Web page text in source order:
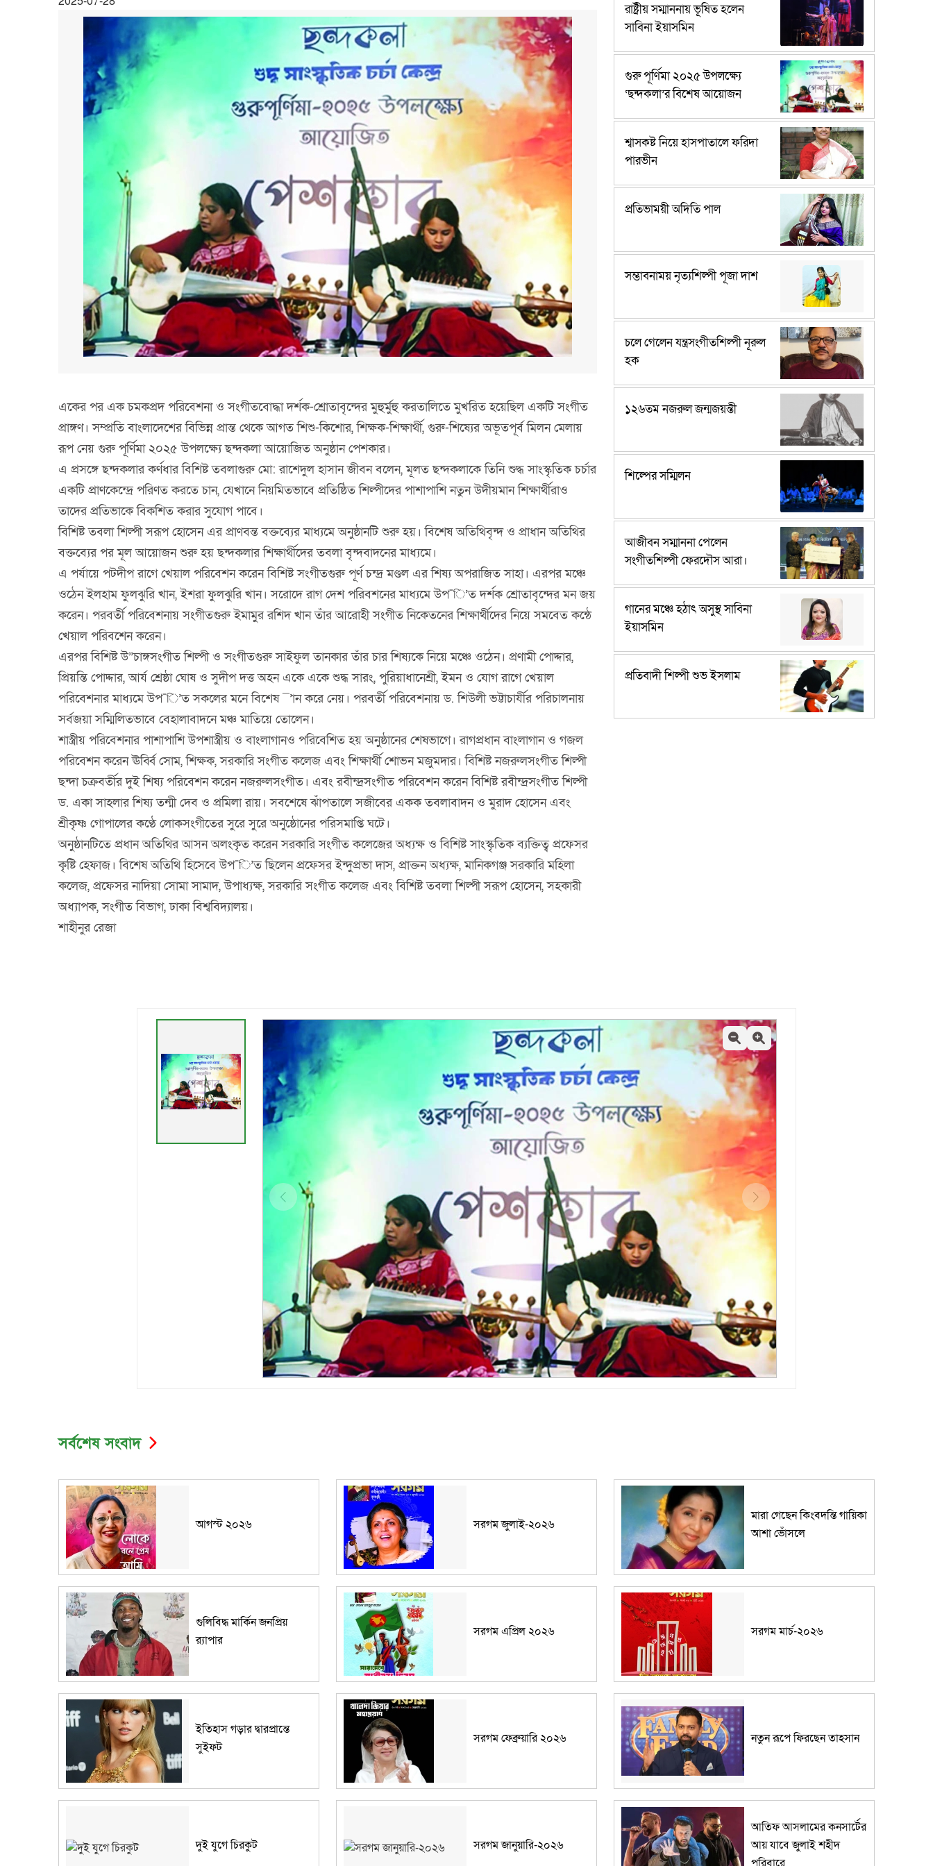
একের পর এক চমকপ্রদ পরিবেশনা ও সংগীতবোদ্ধা দর্শক-শ্রোতাবৃন্দের মুহুর্মুহু করতালিতে মুখরিত হয়েছিল একটি সংগীত
প্রাঙ্গণ। সম্প্রতি বাংলাদেশের বিভিন্ন প্রান্ত থেকে আগত শিশু-কিশোর, শিক্ষক-শিক্ষার্থী, গুরু-শিষ্যের অভূতপূর্ব মিলন মেলায়
রূপ নেয় গুরু পূর্ণিমা ২০২৫ উপলক্ষ্যে ছন্দকলা আয়োজিত অনুষ্ঠান পেশকার।
এ প্রসঙ্গে ছন্দকলার কর্ণধার বিশিষ্ট তবলাগুরু মো: রাশেদুল হাসান জীবন বলেন, মূলত ছন্দকলাকে তিনি শুদ্ধ সাংস্কৃতিক চর্চার
একটি প্রাণকেন্দ্রে পরিণত করতে চান, যেখানে নিয়মিতভাবে প্রতিষ্ঠিত শিল্পীদের পাশাপাশি নতুন উদীয়মান শিক্ষার্থীরাও
তাদের প্রতিভাকে বিকশিত করার সুযোগ পাবে।
বিশিষ্ট তবলা শিল্পী সরূপ হোসেন এর প্রাণবন্ত বক্তব্যের মাধ্যমে অনুষ্ঠানটি শুরু হয়। বিশেষ অতিথিবৃন্দ ও প্রাধান অতিথির
বক্তব্যের পর মূল আয়োজন শুরু হয় ছন্দকলার শিক্ষার্থীদের তবলা বৃন্দবাদনের মাধ্যমে।
এ পর্যায়ে পটদীপ রাগে খেয়াল পরিবেশন করেন বিশিষ্ট সংগীতগুরু পূর্ণ চন্দ্র মণ্ডল এর শিষ্য অপরাজিত সাহা। এরপর মঞ্চে
ওঠেন ইলহাম ফুলঝুরি খান, ইশরা ফুলঝুরি খান। সরোদে রাগ দেশ পরিবশনের মাধ্যমে উপ¯ি’ত দর্শক শ্রোতাবৃন্দের মন জয়
করেন। পরবর্তী পরিবেশনায় সংগীতগুরু ইমামুর রশিদ খান তাঁর আরোহী সংগীত নিকেতনের শিক্ষার্থীদের নিয়ে সমবেত কন্ঠে
খেয়াল পরিবশেন করেন।
এরপর বিশিষ্ট উ”চাঙ্গসংগীত শিল্পী ও সংগীতগুরু সাইফুল তানকার তাঁর চার শিষ্যকে নিয়ে মঞ্চে ওঠেন। প্রণামী পোদ্দার,
প্রিয়ন্তি পোদ্দার, আর্য শ্রেষ্ঠা ঘোষ ও সুদীপ দত্ত অহন একে একে শুদ্ধ সারং, পুরিয়াধানেশ্রী, ইমন ও যোগ রাগে খেয়াল
পরিবেশনার মাধ্যমে উপ¯ি’ত সকলের মনে বিশেষ ¯’ান করে নেয়। পরবর্তী পরিবেশনায় ড. শিউলী ভট্টাচার্যীর পরিচালনায়
সর্বজয়া সম্মিলিতভাবে বেহালাবাদনে মঞ্চ মাতিয়ে তোলেন।
শাস্ত্রীয় পরিবেশনার পাশাপাশি উপশাস্ত্রীয় ও বাংলাগানও পরিবেশিত হয় অনুষ্ঠানের শেষভাগে। রাগপ্রধান বাংলাগান ও গজল
পরিবেশন করেন ঊর্ব্বি সোম, শিক্ষক, সরকারি সংগীত কলেজ এবং শিক্ষার্থী শোভন মজুমদার। বিশিষ্ট নজরুলসংগীত শিল্পী
ছন্দা চক্রবর্তীর দুই শিষ্য পরিবেশন করেন নজরুলসংগীত। এবং রবীন্দ্রসংগীত পরিবেশন করেন বিশিষ্ট রবীন্দ্রসংগীত শিল্পী
ড. একা সাহলার শিষ্য তন্মী দেব ও প্রমিলা রায়। সবশেষে ঝাঁপতালে সজীবের একক তবলাবাদন ও মুরাদ হোসেন এবং
শ্রীকৃষ্ণ গোপালের কণ্ঠে লোকসংগীতের সুরে সুরে অনুষ্ঠোনের পরিসমাপ্তি ঘটে।
অনুষ্ঠানটিতে প্রধান অতিথির আসন অলংকৃত করেন সরকারি সংগীত কলেজের অধ্যক্ষ ও বিশিষ্ট সাংস্কৃতিক ব্যক্তিত্ব প্রফেসর
কৃষ্টি হেফাজ। বিশেষ অতিথি হিসেবে উপ¯ি’ত ছিলেন প্রফেসর ইন্দুপ্রভা দাস, প্রাক্তন অধ্যক্ষ, মানিকগঞ্জ সরকারি মহিলা
কলেজ, প্রফেসর নাদিয়া সোমা সামাদ, উপাধ্যক্ষ, সরকারি সংগীত কলেজ এবং বিশিষ্ট তবলা শিল্পী সরূপ হোসেন, সহকারী
অধ্যাপক, সংগীত বিভাগ, ঢাকা বিশ্ববিদ্যালয়।
শাহীনুর রেজা
রাষ্ট্রীয় সম্মাননায় ভূষিত হলেন
সাবিনা ইয়াসমিন
গুরু পূর্ণিমা ২০২৫ উপলক্ষ্যে
‘ছন্দকলা’র বিশেষ আয়োজন
শ্বাসকষ্ট নিয়ে হাসপাতালে ফরিদা
পারভীন
প্রতিভাময়ী অদিতি পাল
সম্ভাবনাময় নৃত্যশিল্পী পূজা দাশ
চলে গেলেন যন্ত্রসংগীতশিল্পী নূরুল
হক
১২৬তম নজরুল জন্মজয়ন্তী
শিল্পের সম্মিলন
আজীবন সম্মাননা পেলেন
সংগীতশিল্পী ফেরদৌস আরা।
গানের মঞ্চে হঠাৎ অসুস্থ সাবিনা
ইয়াসমিন
প্রতিবাদী শিল্পী শুভ ইসলাম
সর্বশেষ সংবাদ
আগস্ট ২০২৬ সরগম জুলাই-২০২৬
মারা গেছেন কিংবদন্তি গায়িকা
আশা ভোঁসলে
গুলিবিদ্ধ মার্কিন জনপ্রিয়
র‌্যাপার
সরগম এপ্রিল ২০২৬ সরগম মার্চ-২০২৬
ইতিহাস গড়ার দ্বারপ্রান্তে
সুইফট
সরগম ফেব্রুয়ারি ২০২৬ নতুন রূপে ফিরছেন তাহসান
দুই যুগে চিরকুট সরগম জানুয়ারি-২০২৬
আতিফ আসলামের কনসার্টের
আয় যাবে জুলাই শহীদ